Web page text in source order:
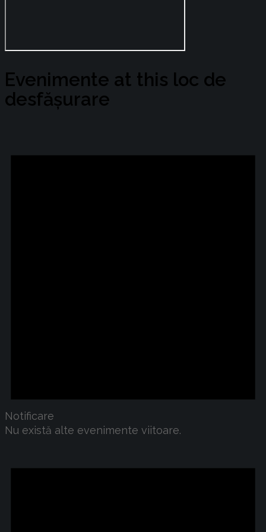
Evenimente at this loc de
desfășurare
Notificare
Nu există alte evenimente viitoare.